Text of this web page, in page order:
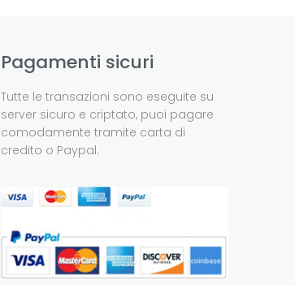
Pagamenti sicuri
Tutte le transazioni sono eseguite su
server sicuro e criptato, puoi pagare
comodamente tramite carta di
credito o Paypal.